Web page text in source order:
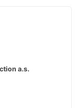
a.s.